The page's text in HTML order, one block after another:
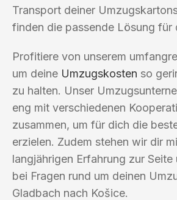
Transport deiner
finden die passende Lösung für
Profitiere von unserem
um deine Umzugskosten so
zu halten. Unser
eng mit verschiedenen
zusammen, um für dich die
erzielen. Zudem stehen wir dir
langjährigen Erfahrung zur
bei Fragen rund um deinen
Gladbach nach Košice.